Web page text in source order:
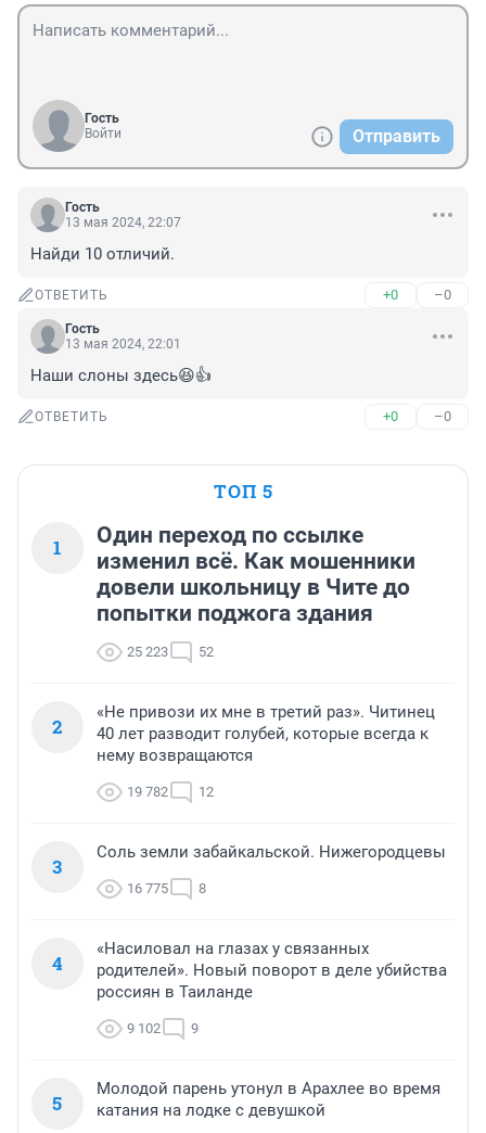
Гость
Войти
Отправить
Гость
13 мая 2024, 22:07
Найди 10 отличий.
ОТВЕТИТЬ +0 –0
Гость
13 мая 2024, 22:01
Наши слоны здесь😆👍
ОТВЕТИТЬ +0 –0
ТОП 5
1
Один переход по ссылке
изменил всё. Как мошенники
довели школьницу в Чите до
попытки поджога здания
25 223 52
2
«Не привози их мне в третий раз». Читинец
40 лет разводит голубей, которые всегда к
нему возвращаются
19 782 12
3
Соль земли забайкальской. Нижегородцевы
16 775 8
4
«Насиловал на глазах у связанных
родителей». Новый поворот в деле убийства
россиян в Таиланде
9 102 9
5
Молодой парень утонул в Арахлее во время
катания на лодке с девушкой